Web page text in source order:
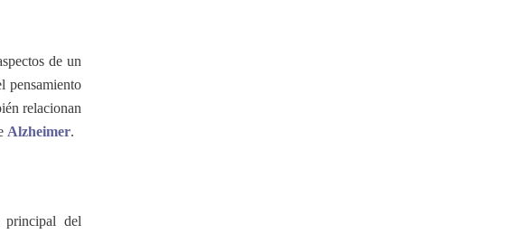
de un
pensamiento
relacionan
Alzheimer.
del